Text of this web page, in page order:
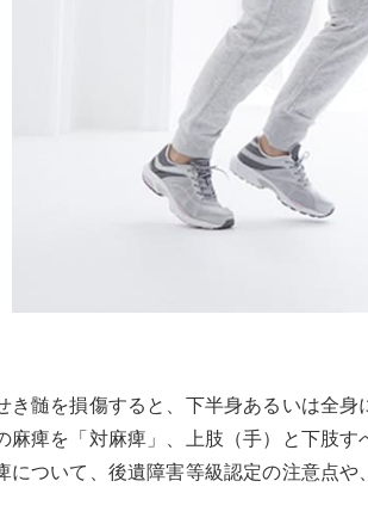
き髄を損傷すると、下半身あるいは全身
麻痺を「対麻痺」、上肢（手）と下肢す
について、後遺障害等級認定の注意点や